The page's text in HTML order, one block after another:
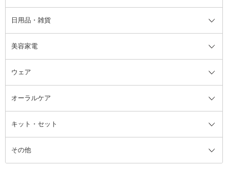
洗顔グッズ
ブラシ・チップ
ツィザー・毛抜き
カミソリ
ファンデーション・パウダーケー
ス
ミラー・鏡
マッサージ・ボディケアグッズ
かかと・角質ケアグッズ
絆創膏
ヘア・ヘアケアグッズ全て
ヘアゴム
ヘアバンド
ヘッドマッサージブラシ
日用品・雑貨
日用品・雑貨全て
柔軟剤
ルームフレグランス・ディフュー
ザー
アロマキャンドル
消臭剤・芳香剤
美容家電
美容家電全て
ボディケア美容家電
その他美容家電
ウェア
ウェア全て
レッグウェア
オーラルケア
オーラルケア全て
歯ブラシ
キット・セット
キット・セット全て
その他